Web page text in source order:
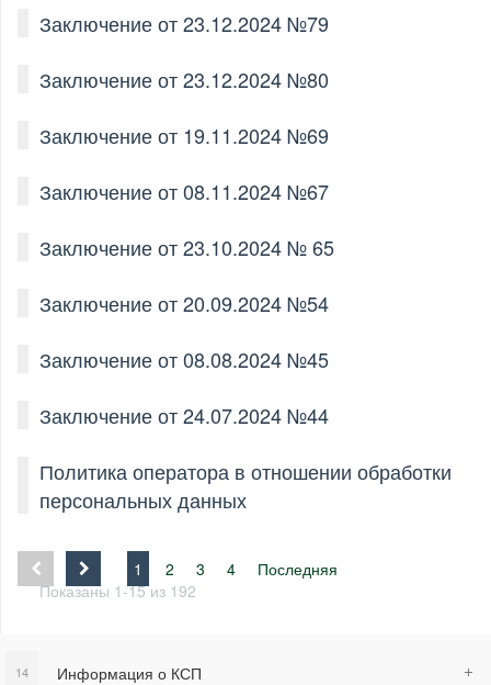
Заключение от 23.12.2024 №79
Заключение от 23.12.2024 №80
Заключение от 19.11.2024 №69
Заключение от 08.11.2024 №67
Заключение от 23.10.2024 № 65
Заключение от 20.09.2024 №54
Заключение от 08.08.2024 №45
Заключение от 24.07.2024 №44
Политика оператора в отношении обработки
персональных данных
1 2 3 4
Последняя
Показаны 1-15 из 192
Информация о КСП
14